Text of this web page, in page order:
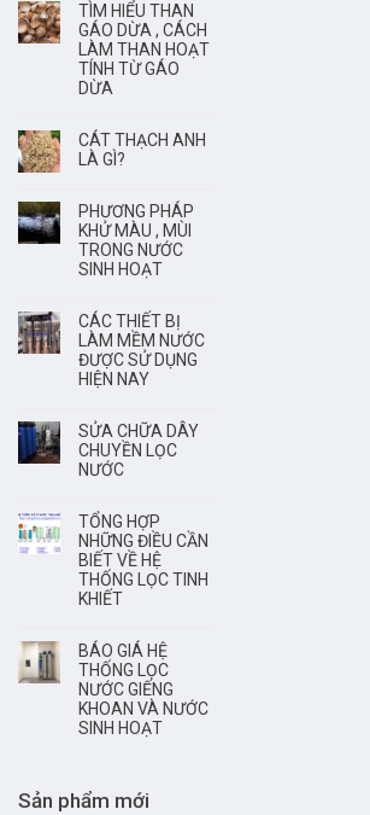
TÌM HIỂU THAN
GÁO DỪA , CÁCH
LÀM THAN HOẠT
TÍNH TỪ GÁO
DỪA
CÁT THẠCH ANH
LÀ GÌ?
PHƯƠNG PHÁP
KHỬ MÀU , MÙI
TRONG NƯỚC
SINH HOẠT
CÁC THIẾT BỊ
LÀM MỀM NƯỚC
ĐƯỢC SỬ DỤNG
HIỆN NAY
SỬA CHỮA DÂY
CHUYỀN LỌC
NƯỚC
TỔNG HỢP
NHỮNG ĐIỀU CẦN
BIẾT VỀ HỆ
THỐNG LỌC TINH
KHIẾT
BÁO GIÁ HỆ
THỐNG LỌC
NƯỚC GIẾNG
KHOAN VÀ NƯỚC
SINH HOẠT
Sản phẩm mới